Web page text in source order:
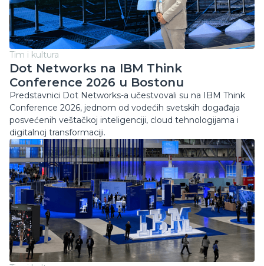
Tim i kultura
Dot Networks na IBM Think
Conference 2026 u Bostonu
Predstavnici Dot Networks-a učestvovali su na IBM Think
Conference 2026, jednom od vodećih svetskih događaja
posvećenih veštačkoj inteligenciji, cloud tehnologijama i
digitalnoj transformaciji.